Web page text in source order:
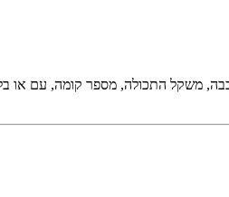
משקל התכולה, מספר קומה, עם או